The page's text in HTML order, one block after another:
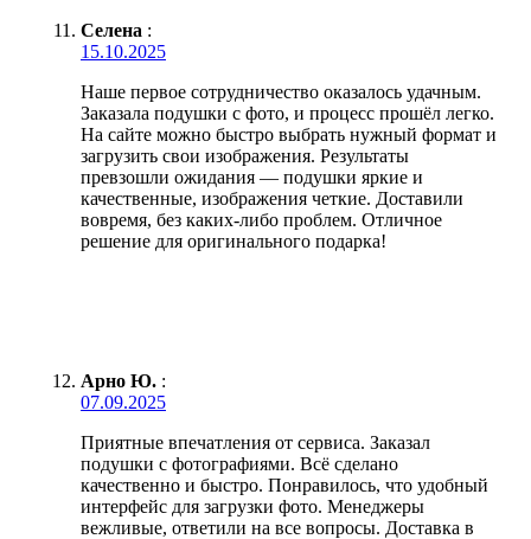
Селена :
15.10.2025
Наше первое сотрудничество оказалось удачным.
Заказала подушки с фото, и процесс прошёл легко.
На сайте можно быстро выбрать нужный формат и
загрузить свои изображения. Результаты
превзошли ожидания — подушки яркие и
качественные, изображения четкие. Доставили
вовремя, без каких-либо проблем. Отличное
решение для оригинального подарка!
Арно Ю. :
07.09.2025
Приятные впечатления от сервиса. Заказал
подушки с фотографиями. Всё сделано
качественно и быстро. Понравилось, что удобный
интерфейс для загрузки фото. Менеджеры
вежливые, ответили на все вопросы. Доставка в